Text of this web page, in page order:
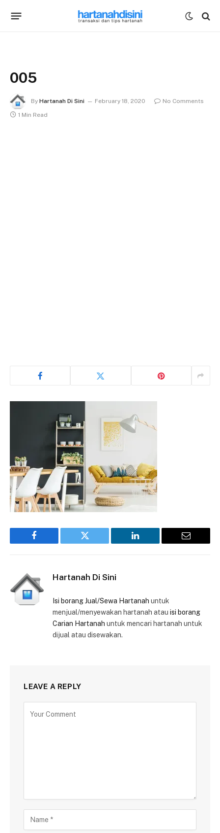
005
By Hartanah Di Sini February 18, 2020
No Comments
1 Min Read
Facebook Twitter LinkedIn Email
Hartanah Di Sini
Isi borang Jual/Sewa Hartanah untuk
menjual/menyewakan hartanah atau isi borang
Carian Hartanah untuk mencari hartanah untuk
dijual atau disewakan.
LEAVE A REPLY